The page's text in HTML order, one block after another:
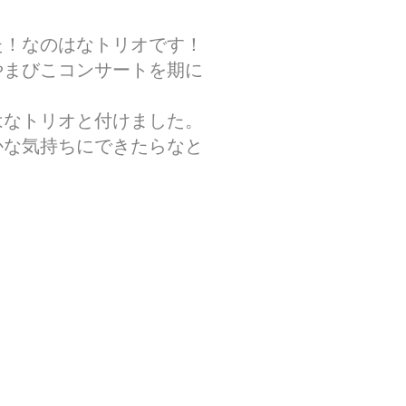
なのはなトリオです！
びこコンサートを期に
トリオと付けました。
気持ちにできたらなと